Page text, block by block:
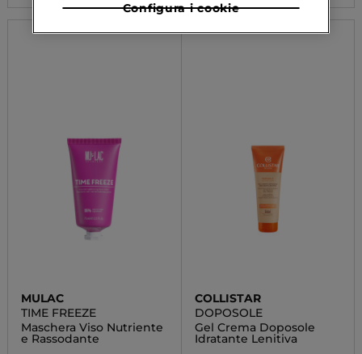
MULAC
TIME FREEZE
Maschera Viso Nutriente
e Rassodante
COLLISTAR
DOPOSOLE
Gel Crema Doposole
Idratante Lenitiva
Configura i cookie